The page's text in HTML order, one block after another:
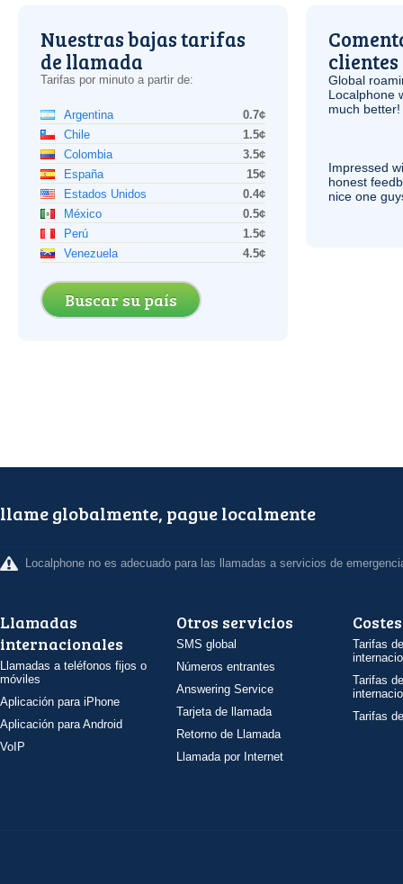
Nuestras bajas tarifas
de llamada
Tarifas por minuto a partir de:
Argentina
0.7¢
Chile
1.5¢
Colombia
3.5¢
España
15¢
Estados Unidos
0.4¢
México
0.5¢
Perú
1.5¢
Venezuela
4.5¢
Buscar su país
clientes
Global
Localphone
much better!
Impressed
honest
nice one
llame globalmente, pague localmente
Localphone no es adecuado para las llamadas a servicios de
Llamadas
internacionales
Llamadas a teléfonos fijos o
móviles
Aplicación para iPhone
Aplicación para Android
VoIP
Otros servicios
SMS global
Números entrantes
Answering Service
Tarjeta de llamada
Retorno de Llamada
Llamada por Internet
Costes
Tarifas
Tarifas
Tarifas